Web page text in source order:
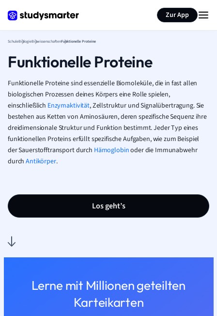
Zur App
SchuleBiologieBiowissenschaftenFunktionelle Proteine
Funktionelle Proteine
Funktionelle Proteine sind essenzielle Biomoleküle, die in fast allen
biologischen Prozessen deines Körpers eine Rolle spielen,
einschließlich Enzymaktivität, Zellstruktur und Signalübertragung. Sie
bestehen aus Ketten von Aminosäuren, deren spezifische Sequenz ihre
dreidimensionale Struktur und Funktion bestimmt. Jeder Typ eines
funktionellen Proteins erfüllt spezifische Aufgaben, wie zum Beispiel
der Sauerstofftransport durch Hämoglobinoder die Immunabwehr
durchAntikörper.
Los geht’s
Lerne mit Millionen geteilten
Karteikarten
Seite zusammenfassen